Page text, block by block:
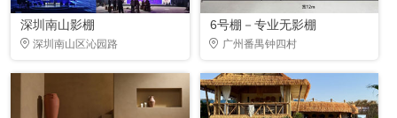
深圳南山影棚
深圳南山区沁园路
6号棚－专业无影棚
广州番禺钟四村